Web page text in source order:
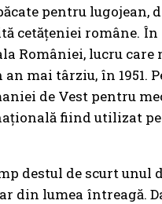
pentru lugojean,
cetățeniei române.
României, lucru
mai târziu, în 1951.
de Vest pentru
fiind utilizat
destul de scurt unul
din lumea întreagă.